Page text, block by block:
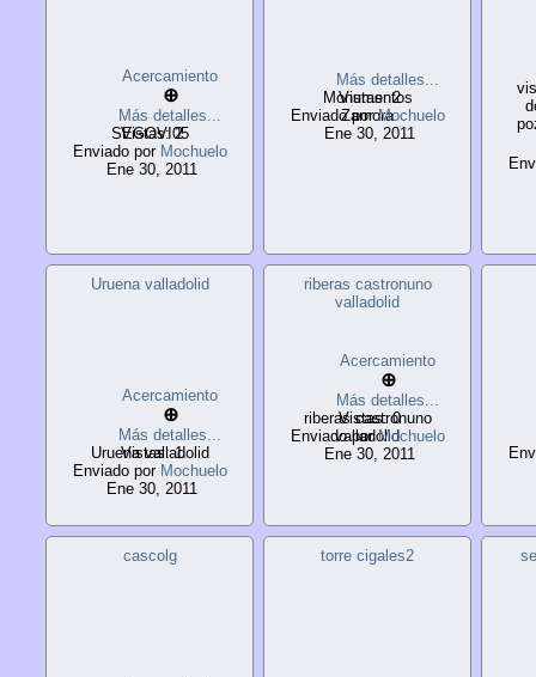
Acercamiento
⊕
Más detalles...
SEGOVI05
Vistas: 2
Enviado por Mochuelo
Ene 30, 2011
Más detalles...
Monumentos
Zamora
Vistas: 2
Enviado porMochuelo
Ene 30, 2011
Uruena valladolid
Acercamiento
⊕
Más detalles...
Uruena valladolid
Vistas: 1
Enviado por Mochuelo
Ene 30, 2011
riberas castronuno
valladolid
Acercamiento
⊕
Más detalles...
riberas castronuno
valladolid
Vistas: 0
Enviado porMochuelo
Ene 30, 2011
cascolg torre cigales2